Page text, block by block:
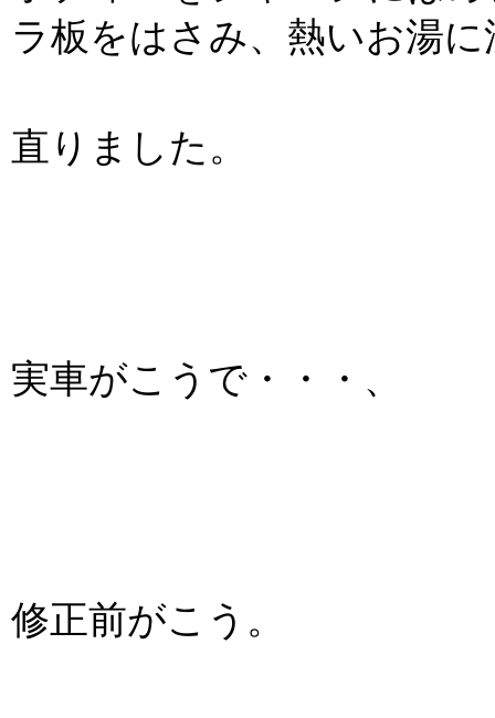
ラ板をはさみ、熱いお湯
直りました。
実車がこうで・・・、
修正前がこう。